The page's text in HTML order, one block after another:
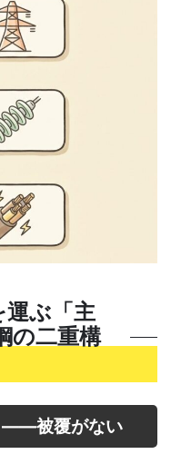
ぶ「主
の二重構
——被覆がない